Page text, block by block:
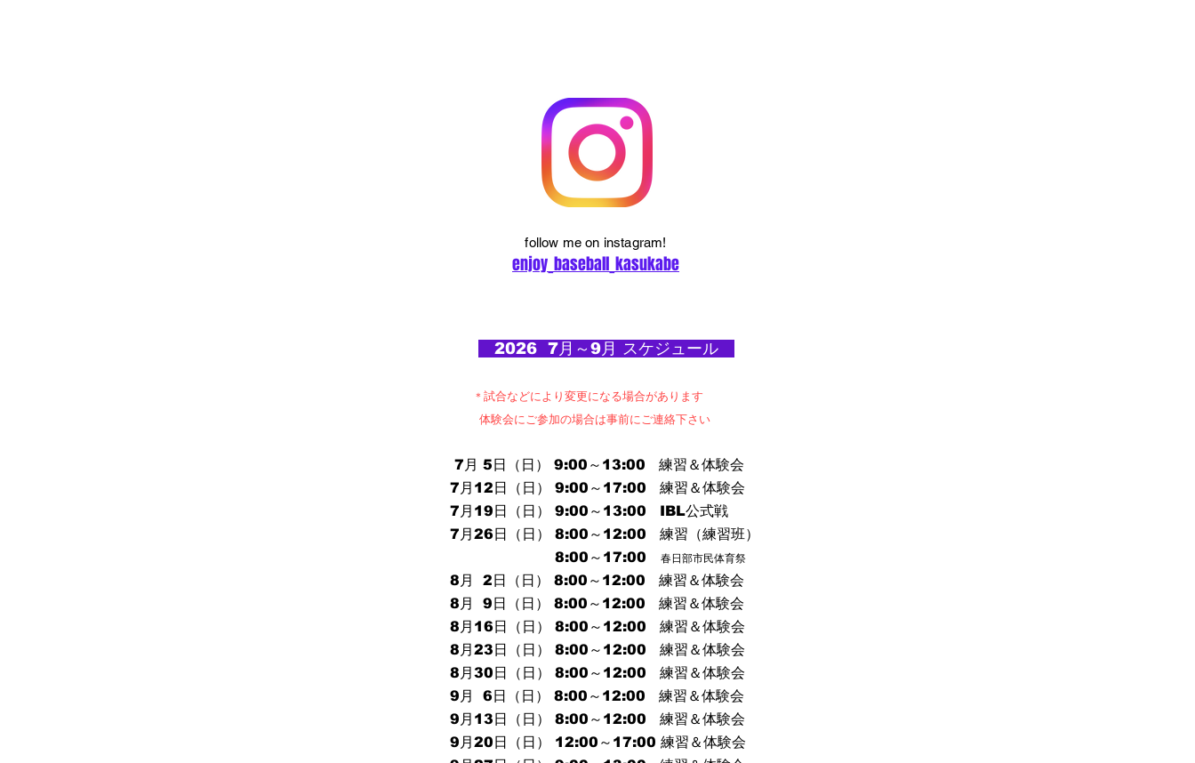
follow me on instagram!
enjoy_baseball_kasukabe
2026 7月～9月 スケジュール
＊ 試合などにより変更になる場合があります
体験会にご参加の場合は事前にご連絡下さい
​ 7月 5日（日） 9:00～13:00 練習＆体験会
7月12日（日） 9:00～17:00 練習＆体験会
7月19日（日） 9:00～ 13:00 IBL公式戦
7月26日（日） 8:00～12:00 練習（練習班）
8:00～17:00
春日部市民体育祭
8月 2日（日） 8:00～12:00 練習＆体験会
8月 9日（日） 8:00～12:00 練習＆体験会
8月16日（日） 8:00～12:00 練習＆体験会
8月23日（日） 8:00～12:00 練習＆体験会
8月30日（日） 8:00～12:00 練習＆体験会
9月 6日（日） 8:00～12:00 練習＆体験会
9月13日（日） 8:00～12:00 練習＆体験会
9月20日（日） 12:00～17:00 練習＆体験会